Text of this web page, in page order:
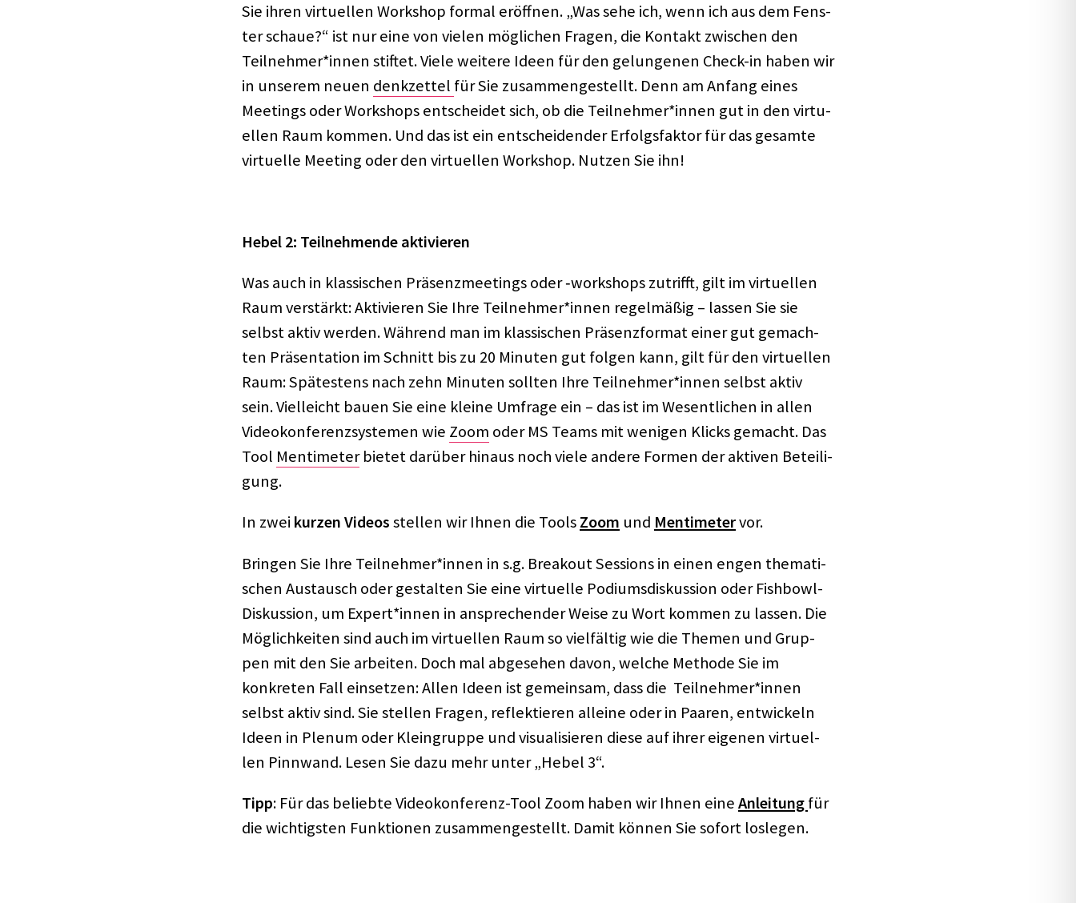
Sie ihren virtu­el­len Work­shop formal eröff­nen. „Was sehe ich, wenn ich aus dem Fens­
ter schaue?“ ist nur eine von vielen mögli­chen Fragen, die Kontakt zwischen den
Teilnehmer*innen stif­tet. Viele weitere Ideen für den gelun­ge­nen Check-in haben wir
in unse­rem neuen denk­zet­tel für Sie zusam­men­ge­stellt. Denn am Anfang eines
Meetings oder Work­shops entschei­det sich, ob die Teilnehmer*innen gut in den virtu­
el­len Raum kommen. Und das ist ein entschei­den­der Erfolgs­fak­tor für das gesamte
virtu­elle Meeting oder den virtu­el­len Work­shop. Nutzen Sie ihn!
Hebel 2: Teil­neh­mende akti­vie­ren
Was auch in klas­si­schen Präsenz­mee­tings oder ‑work­shops zutrifft, gilt im virtu­el­len
Raum verstärkt: Akti­vie­ren Sie Ihre Teilnehmer*innen regel­mä­ßig – lassen Sie sie
selbst aktiv werden. Während man im klas­si­schen Präsenz­for­mat einer gut gemach­
ten Präsen­ta­tion im Schnitt bis zu 20 Minu­ten gut folgen kann, gilt für den virtu­el­len
Raum: Spätes­tens nach zehn Minu­ten soll­ten Ihre Teilnehmer*innen selbst aktiv
sein. Viel­leicht bauen Sie eine kleine Umfrage ein – das ist im Wesent­li­chen in allen
Video­kon­fe­renz­sys­te­men wie Zoom oder MS Teams mit weni­gen Klicks gemacht. Das
Tool Menti­me­terbietet darüber hinaus noch viele andere Formen der akti­ven Betei­li­
gung.
In zwei kurzen Videosstel­len wir Ihnen die ToolsZoom und Menti­me­tervor.
Brin­gen Sie Ihre Teilnehmer*innen in s.g. Brea­kout Sessi­ons in einen engen thema­ti­
schen Austausch oder gestal­ten Sie eine virtu­elle Podi­ums­dis­kus­sion oder Fish­bowl-
Diskus­sion, um Expert*innen in anspre­chen­der Weise zu Wort kommen zu lassen. Die
Möglich­kei­ten sind auch im virtu­el­len Raum so viel­fäl­tig wie die Themen und Grup­
pen mit den Sie arbei­ten. Doch mal abge­se­hen davon, welche Methode Sie im
konkre­ten Fall einset­zen: Allen Ideen ist gemein­sam, dass die Teilnehmer*innen
selbst aktiv sind. Sie stel­len Fragen, reflek­tie­ren alleine oder in Paaren, entwi­ckeln
Ideen in Plenum oder Klein­gruppe und visua­li­sie­ren diese auf ihrer eige­nen virtu­el­
len Pinn­wand. Lesen Sie dazu mehr unter „Hebel 3“.
Tipp: Für das beliebte Video­kon­fe­renz-Tool Zoom haben wir Ihnen eineAnlei­tungfür
die wich­tigs­ten Funk­tio­nen zusam­men­ge­stellt. Damit können Sie sofort losle­gen.